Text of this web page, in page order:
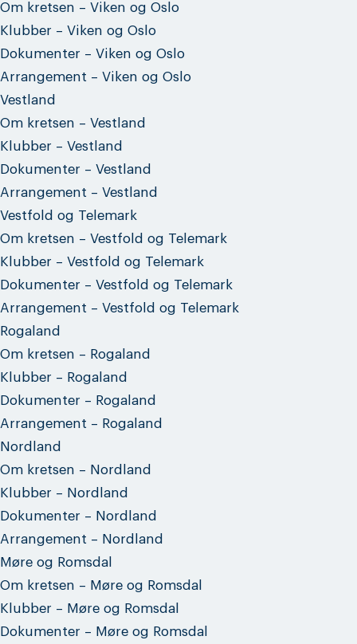
Om kretsen – Viken og Oslo
Klubber – Viken og Oslo
Dokumenter – Viken og Oslo
Arrangement – Viken og Oslo
Vestland
Om kretsen – Vestland
Klubber – Vestland
Dokumenter – Vestland
Arrangement – Vestland
Vestfold og Telemark
Om kretsen – Vestfold og Telemark
Klubber – Vestfold og Telemark
Dokumenter – Vestfold og Telemark
Arrangement – Vestfold og Telemark
Rogaland
Om kretsen – Rogaland
Klubber – Rogaland
Dokumenter – Rogaland
Arrangement – Rogaland
Nordland
Om kretsen – Nordland
Klubber – Nordland
Dokumenter – Nordland
Arrangement – Nordland
Møre og Romsdal
Om kretsen – Møre og Romsdal
Klubber – Møre og Romsdal
Dokumenter – Møre og Romsdal